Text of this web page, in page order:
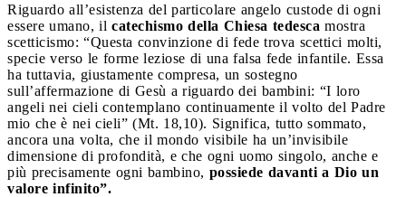
Riguardo all’esistenza del particolare angelo custode di ogni
essere umano, il catechismo della Chiesa tedesca mostra
scetticismo: “Questa convinzione di fede trova scettici molti,
specie verso le forme leziose di una falsa fede infantile. Essa
ha tuttavia, giustamente compresa, un sostegno
sull’affermazione di Gesù a riguardo dei bambini: “I loro
angeli nei cieli contemplano continuamente il volto del Padre
mio che è nei cieli” (Mt. 18,10). Significa, tutto sommato,
ancora una volta, che il mondo visibile ha un’invisibile
dimensione di profondità, e che ogni uomo singolo, anche e
più precisamente ogni bambino, possiede davanti a Dio un
valore infinito”.